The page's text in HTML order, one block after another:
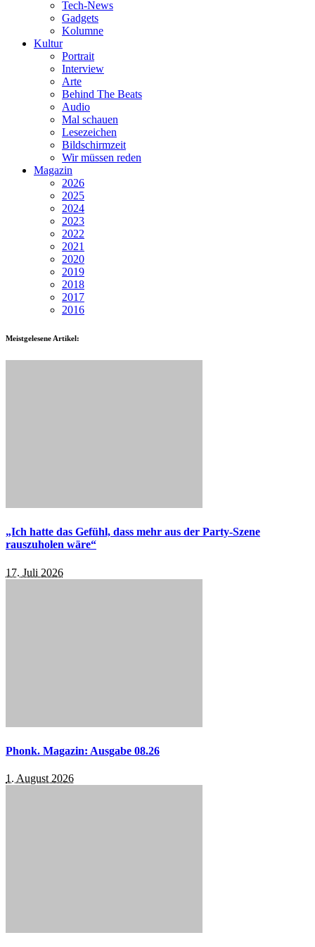
Tech-News
Gadgets
Kolumne
Kultur
Portrait
Interview
Arte
Behind The Beats
Audio
Mal schauen
Lesezeichen
Bildschirmzeit
Wir müssen reden
Magazin
2026
2025
2024
2023
2022
2021
2020
2019
2018
2017
2016
Meistgelesene Artikel:
„Ich hatte das Gefühl, dass mehr aus der Party-Szene
rauszuholen wäre“
17. Juli 2026
Phonk. Magazin: Ausgabe 08.26
1. August 2026